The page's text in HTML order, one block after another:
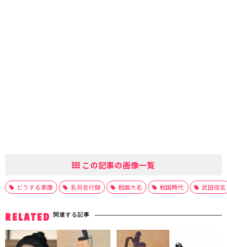
この記事の画像一覧
どうする家康 名将言行録 戦国大名 戦国時代 武田信玄
RELATED 関連する記事